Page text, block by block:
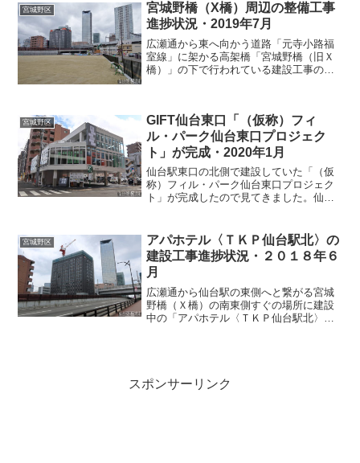
ていた工事用シートもなく...
宮城野区
宮城野橋（X橋）周辺の整備工事
進捗状況・2019年7月
広瀬通から東へ向かう道路「元寺小路福
室線」に架かる高架橋「宮城野橋（旧Ｘ
橋）」の下で行われている建設工事の進
所」という救急車の待機所が...
宮城野区
GIFT仙台東口「（仮称）フィ
ル・パーク仙台東口プロジェク
ト」が完成・2020年1月
仙台駅東口の北側で建設していた「（仮
称）フィル・パーク仙台東口プロジェク
ト」が完成したので見てきました。仙台
「アパホテルTKP仙台駅北」の東側の場
所です。昨年11月に...
宮城野区
アパホテル〈ＴＫＰ仙台駅北〉の
建設工事進捗状況・２０１８年６
月
広瀬通から仙台駅の東側へと繋がる宮城
野橋（Ｘ橋）の南東側すぐの場所に建設
中の「アパホテル〈ＴＫＰ仙台駅北〉」
スポンサーリンク